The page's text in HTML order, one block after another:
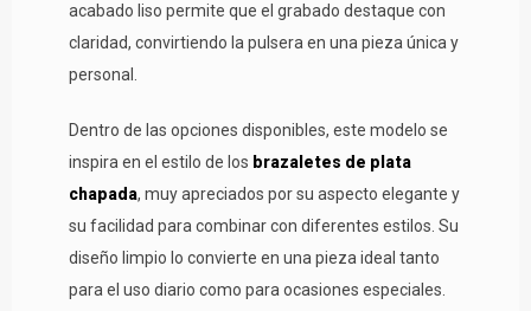
acabado liso permite que el grabado destaque con
claridad, convirtiendo la pulsera en una pieza única y
personal.
Dentro de las opciones disponibles, este modelo se
inspira en el estilo de los brazaletes de plata
chapada, muy apreciados por su aspecto elegante y
su facilidad para combinar con diferentes estilos. Su
diseño limpio lo convierte en una pieza ideal tanto
para el uso diario como para ocasiones especiales.